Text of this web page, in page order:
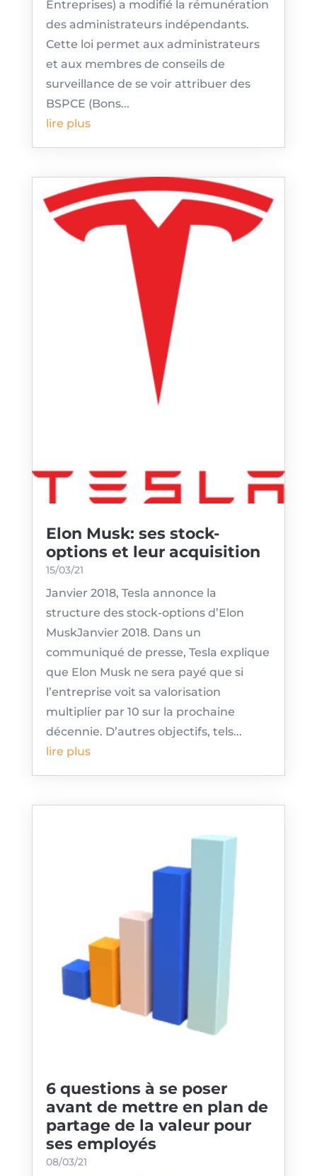
Entreprises) a modifié la rémunération
des administrateurs indépendants.
Cette loi permet aux administrateurs
et aux membres de conseils de
surveillance de se voir attribuer des
BSPCE (Bons...
lire plus
Elon Musk: ses stock-
options et leur acquisition
15/03/21
Janvier 2018, Tesla annonce la
structure des stock-options d’Elon
MuskJanvier 2018. Dans un
communiqué de presse, Tesla explique
que Elon Musk ne sera payé que si
l’entreprise voit sa valorisation
multiplier par 10 sur la prochaine
décennie. D’autres objectifs, tels...
lire plus
6 questions à se poser
avant de mettre en plan de
partage de la valeur pour
ses employés
08/03/21